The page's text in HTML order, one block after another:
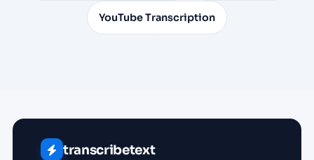
YouTube Transcription
transcribetext